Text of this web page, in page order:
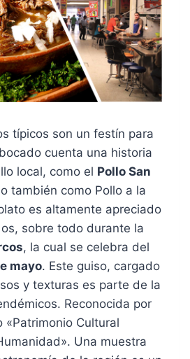
típicos son un festín para
cuenta una historia
local, como el Pollo San
también como Pollo a la
es altamente apreciado
sobre todo durante la
, la cual se celebra del
mayo. Este guiso, cargado
y texturas es parte de la
Reconocida por
«Patrimonio Cultural
Una muestra